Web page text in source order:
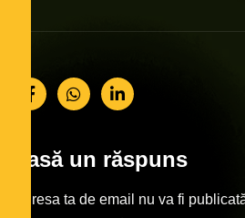
Lasă un răspuns
Adresa ta de email nu va fi